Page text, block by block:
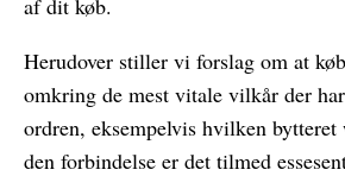
Herudover stiller vi forslag om at
omkring de mest vitale vilkår der
ordren, eksempelvis hvilken
den forbindelse er det tilmed